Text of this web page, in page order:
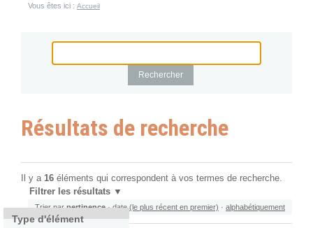
Vous êtes ici : Accueil
Résultats de recherche
Il y a 16 éléments qui correspondent à vos termes de recherche.
Filtrer les résultats
Type d'élément
Trier par pertinence · date (le plus récent en premier) · alphabétiquement